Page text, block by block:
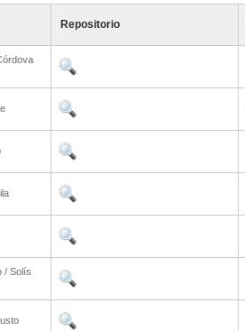
Repositorio
/ Solís